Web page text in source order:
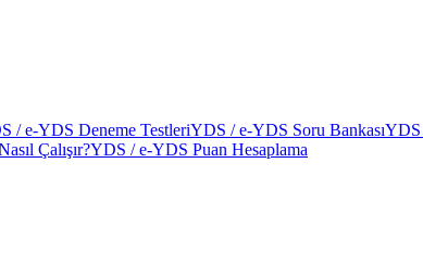
/ e-YDS Deneme TestleriYDS / e-YDS Soru BankasıYDS
Çalışır?YDS / e-YDS Puan Hesaplama